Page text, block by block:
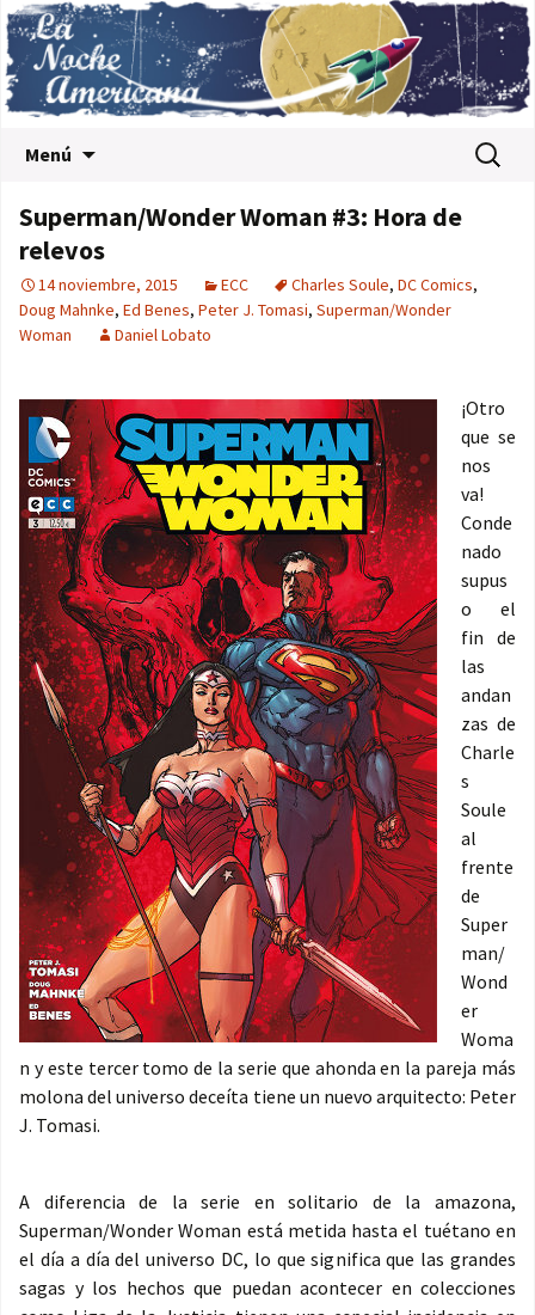
Menú Buscar:
Superman/Wonder Woman #3: Hora de
relevos
14 noviembre, 2015 ECC Charles Soule, DC Comics,
Doug Mahnke, Ed Benes, Peter J. Tomasi, Superman/Wonder
Woman
Daniel Lobato
¡Otro
que se
nos
va!
Conde
nado
supus
o el
fin de
las
andan
zas de
Charle
s
Soule
al
frente
de
Super
man/
Wond
er
Woma
n y este tercer tomo de la serie que ahonda en la pareja más
molona del universo deceíta tiene un nuevo arquitecto: Peter
J. Tomasi.
A diferencia de la serie en solitario de la amazona,
Superman/Wonder Woman está metida hasta el tuétano en
el día a día del universo DC, lo que significa que las grandes
sagas y los hechos que puedan acontecer en colecciones